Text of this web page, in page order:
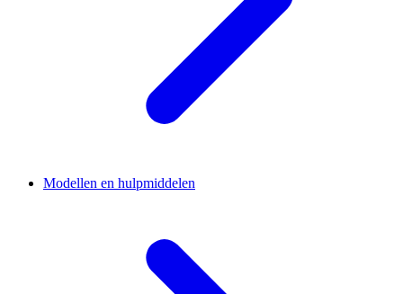
Modellen en hulpmiddelen